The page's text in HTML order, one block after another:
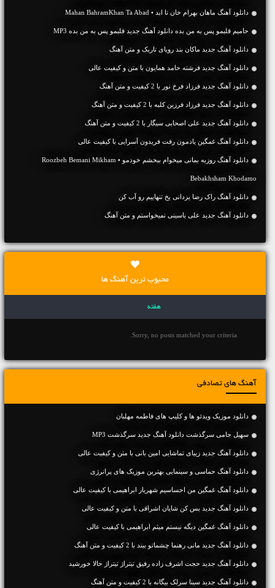
دانلود آهنگ ماهان بهرام خان تا ابد • Mahan BahramKhan Ta Abad
حامیم قلبمو پس به من بده دانلود آهنگ جدید قلبمو پس به من بده MP3
دانلود آهنگ جديد ماکان بند رویای تاریک و متن آهنگ
دانلود آهنگ جديد فرشته حامد همایون با متن و کیفیت عالی
دانلود آهنگ جديد فرزاد فرخ نور با 2 کیفیت و متن آهنگ
دانلود آهنگ جديد فرزاد فرزین کلبه با 2 کیفیت و متن آهنگ
دانلود آهنگ جديد علی اصحابی سیگار با 2 کیفیت و متن آهنگ
دانلود آهنگ غمگین یادمون رفت فریدون آسرایی با کیفیت عالی
دانلود آهنگ روزبه بمانی میخوام ببخشم خودمو • Roozbeh Bemani Mikham
Bebakhsham Khodamo
دانلود آهنگ راک رضا یزدانی یخ تنهاییم رو آب کن
دانلود آهنگ جديد علی یاسینی نمیخواستم و متن آهنگ
محبوب ترین آهنگ ها
هفته
Sorry, no posts matched your criteria.
آهنگ های تصادفی
دانلود موزیک ویدئو ها و کلیپ های فاطمه مهلبان
سهیل جامی سرگذشت دانلود آهنگ جدید سرگذشت MP3
دانلود آهنگ جديد زیبای تماشایی امین بانی با متن و کیفیت عالی
دانلود آهنگ حماسی و سینمایی بهترین موزیک های پرانرژی
دانلود آهنگ غمگین من احساسیم شهریار ابراهیمی با کیفیت عالی
دانلود آهنگ جديد بس کن شایان اشراقی با متن و کیفیت عالی
دانلود آهنگ غمگین دیگه نیستم میثم ابراهیمی با کیفیت عالی
دانلود آهنگ جديد مانی رهنما چشماتو ببند با 2 کیفیت و متن آهنگ
دانلود آهنگ جدید حجت اشرف زاده رفیق تیتراژ تیتراژ حالا خورشید
دانلود آهنگ جديد سینا سرلک بیگانه با 2 کیفیت و متن آهنگ